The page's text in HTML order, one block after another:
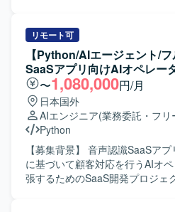
支援ツールの導入・活用を支援
ドバックをプロダクト改善へつ
械学習モデルの開発・運用（NLP
ル活用） ・プロンプト設計・チ
トエンジニア業務 ・カスタマー
理および技術サポート ・プロダ
析およびモデル改善提案 【求める人物像】 技術とコミュニ
ケーションのバランスが取れてお
て問題の根本原因を追求できる
関のスタッフや社内メンバーと
を取りながら、顧客の現場に寄
リモート可
【Python/AIエージェント/
SaaSアプリ向けAIオペレー
〜1,080,000円/月
日本国外
AIエンジニア(業務委託・フリ
Python
【募集背景】 音声認識SaaSア
に基づいて顧客対応を行うAIオ
張するためのSaaS開発プロジェクトと